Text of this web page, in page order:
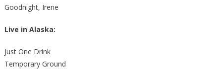
Goodnight, Irene
Live in Alaska:
Just One Drink
Temporary Ground